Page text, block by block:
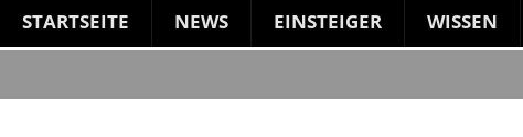
STARTSEITE NEWS EINSTEIGER WISSEN